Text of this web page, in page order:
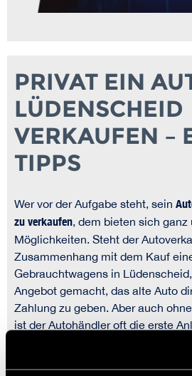
PRIVAT EIN
LÜDENSCHEID
VERKAUFEN –
TIPPS
Wer vor der Aufgabe steht, sein
zu verkaufen, dem bieten sich
Möglichkeiten. Steht der
Zusammenhang mit dem Kauf
Gebrauchtwagens in
Angebot gemacht, das alte Auto
Zahlung zu geben. Aber auch
ist der Autohändler oft die erste
zu verkaufen. Die Gründe hierfür
Händler direkt in Lüdenscheid